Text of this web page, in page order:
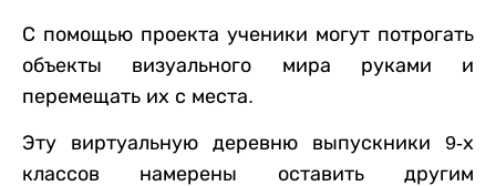
С помощью проекта ученики могут потрогать
объекты визуального мира руками и
перемещать их с места.
Эту виртуальную деревню выпускники 9-х
классов намерены оставить другим